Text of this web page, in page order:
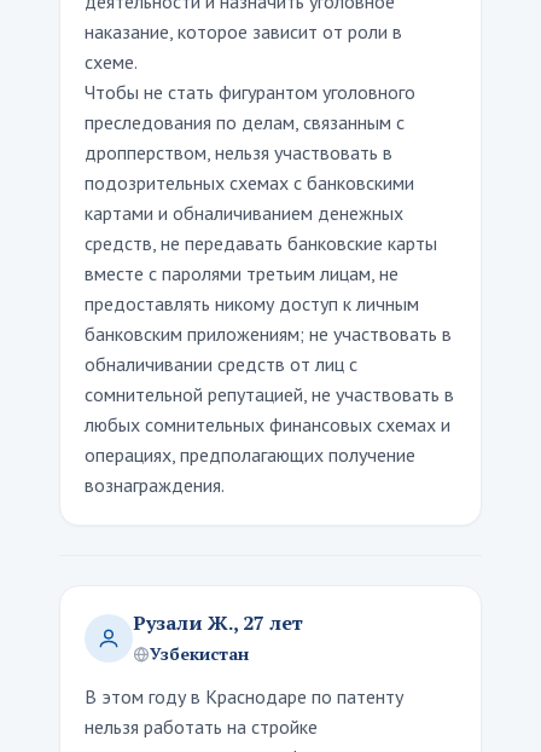
наказание, которое зависит от роли в
схеме.
Чтобы не стать фигурантом уголовного
преследования по делам, связанным с
дропперством, нельзя участвовать в
подозрительных схемах с банковскими
картами и обналичиванием денежных
средств, не передавать банковские карты
вместе с паролями третьим лицам, не
предоставлять никому доступ к личным
банковским приложениям; не участвовать в
обналичивании средств от лиц с
сомнительной репутацией, не участвовать в
любых сомнительных финансовых схемах и
операциях, предполагающих получение
вознаграждения.
Рузали Ж., 27 лет
Узбекистан
В этом году в Краснодаре по патенту
нельзя работать на стройке